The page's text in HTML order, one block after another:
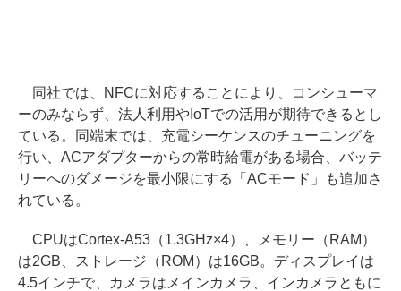
同社では、NFCに対応することにより、コンシューマ
ーのみならず、法人利用やIoTでの活用が期待できるとし
ている。同端末では、充電シーケンスのチューニングを
行い、ACアダプターからの常時給電がある場合、バッテ
リーへのダメージを最小限にする「ACモード」も追加さ
れている。
CPUはCortex-A53（1.3GHz×4）、メモリー（RAM）
は2GB、ストレージ（ROM）は16GB。ディスプレイは
4.5インチで、カメラはメインカメラ、インカメラともに